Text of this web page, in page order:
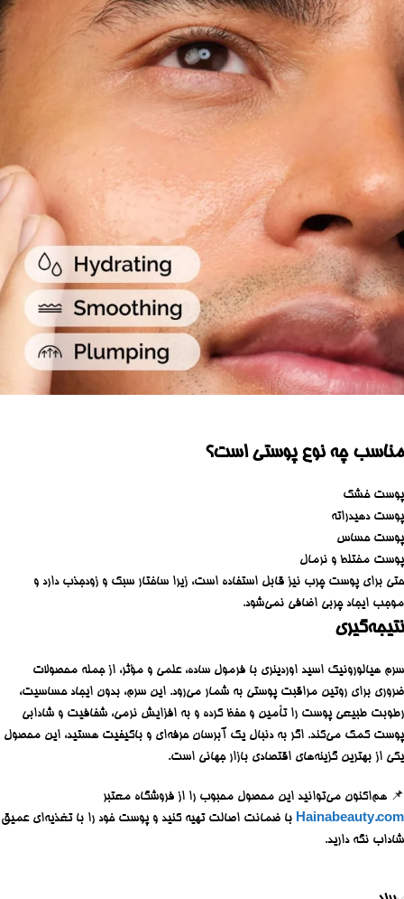
مناسب چه نوع پوستی است؟
پوست خشک
پوست دهیدراته
پوست حساس
پوست مختلط و نرمال
حتی برای پوست چرب نیز قابل استفاده است، زیرا ساختار سبک و زودجذب دارد و
موجب ایجاد چربی اضافی نمی‌شود.
نتیجه‌گیری
سرم هیالورونیک اسید اوردینری با فرمول ساده، علمی و مؤثر، از جمله محصولات
ضروری برای روتین مراقبت پوستی به شمار می‌رود. این سرم، بدون ایجاد حساسیت،
رطوبت طبیعی پوست را تأمین و حفظ کرده و به افزایش نرمی، شفافیت و شادابی
پوست کمک می‌کند. اگر به دنبال یک آبرسان حرفه‌ای و باکیفیت هستید، این محصول
یکی از بهترین گزینه‌های اقتصادی بازار جهانی است.
📌 هم‌اکنون می‌توانید این محصول محبوب را از فروشگاه معتبر
Hainabeauty.com با ضمانت اصالت تهیه کنید و پوست خود را با تغذیه‌ای عمیق
شاداب نگه دارید.